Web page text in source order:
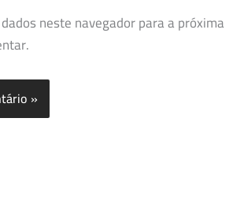
neste navegador para a próxima